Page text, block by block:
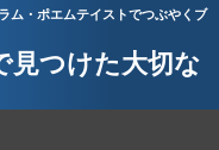
ム・ポエムテイストでつぶやくブ
見つけた大切な